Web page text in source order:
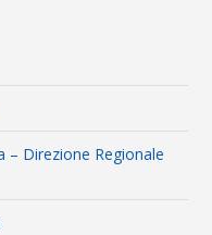
– Direzione Regionale